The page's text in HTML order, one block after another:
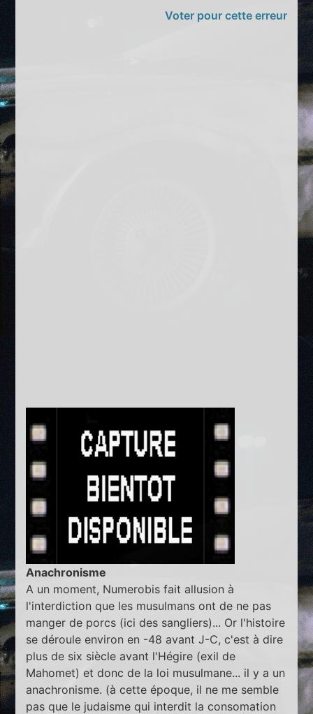
Voter pour cette erreur
Anachronisme
A un moment, Numerobis fait allusion à
l'interdiction que les musulmans ont de ne pas
manger de porcs (ici des sangliers)... Or l'histoire
se déroule environ en -48 avant J-C, c'est à dire
plus de six siècle avant l'Hégire (exil de
Mahomet) et donc de la loi musulmane... il y a un
anachronisme. (à cette époque, il ne me semble
pas que le judaisme qui interdit la consomation